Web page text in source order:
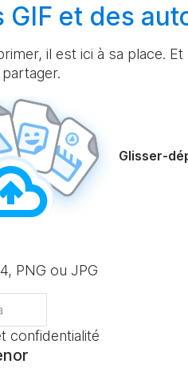
GIF et des
il est ici à sa place.
Glisser-
PNG ou JPG
confidentialité